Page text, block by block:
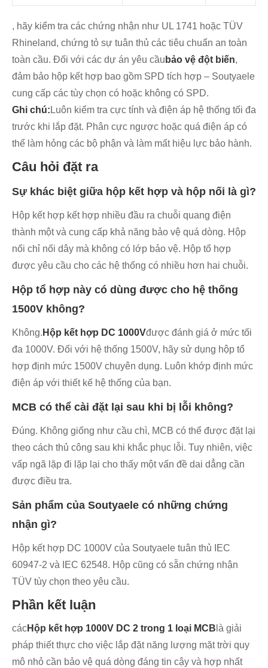
, hãy kiểm tra các chứng nhận như UL 1741 hoặc TÜV
Rhineland, chứng tỏ sự tuân thủ các tiêu chuẩn an toàn
toàn cầu. Đối với các dự án yêu cầu bảo vệ đột biến,
đảm bảo hộp kết hợp bao gồm SPD tích hợp – Soutyaele
cung cấp các tùy chọn có hoặc không có SPD.
Ghi chú: Luôn kiểm tra cực tính và điện áp hệ thống tối đa
trước khi lắp đặt. Phân cực ngược hoặc quá điện áp có
thể làm hỏng các bộ phận và làm mất hiệu lực bảo hành.
Câu hỏi đặt ra
Sự khác biệt giữa hộp kết hợp và hộp nối là gì?
Hộp kết hợp kết hợp nhiều đầu ra chuỗi quang điện
thành một và cung cấp khả năng bảo vệ quá dòng. Hộp
nối chỉ nối dây mà không có lớp bảo vệ. Hộp tổ hợp
được yêu cầu cho các hệ thống có nhiều hơn hai chuỗi.
Hộp tổ hợp này có dùng được cho hệ thống
1500V không?
Không. Hộp kết hợp DC 1000Vđược đánh giá ở mức tối
đa 1000V. Đối với hệ thống 1500V, hãy sử dụng hộp tổ
hợp định mức 1500V chuyên dụng. Luôn khớp định mức
điện áp với thiết kế hệ thống của bạn.
MCB có thể cài đặt lại sau khi bị lỗi không?
Đúng. Không giống như cầu chì, MCB có thể được đặt lại
theo cách thủ công sau khi khắc phục lỗi. Tuy nhiên, việc
vấp ngã lặp đi lặp lại cho thấy một vấn đề dai dẳng cần
được điều tra.
Sản phẩm của Soutyaele có những chứng
nhận gì?
Hộp kết hợp DC 1000V của Soutyaele tuân thủ IEC
60947-2 và IEC 62548. Hộp cũng có sẵn chứng nhận
TÜV tùy chọn theo yêu cầu.
Phần kết luận
cácHộp kết hợp 1000V DC 2 trong 1 loại MCB là giải
pháp thiết thực cho việc lắp đặt năng lượng mặt trời quy
mô nhỏ cần bảo vệ quá dòng đáng tin cậy và hợp nhất